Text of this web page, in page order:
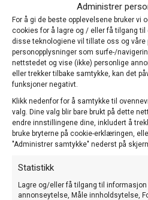
Administrer
For å gi de beste opplevelsene bruker vi
cookies for å lagre og / eller få tilgang
disse teknologiene vil tillate oss og våre
personopplysninger som surfe-/
nettstedet og vise (ikke) personlige
eller trekker tilbake samtykke, kan det
funksjoner negativt.
Klikk nedenfor for å samtykke til
valg. Dine valg blir bare brukt på dette
endre innstillingene dine, inkludert å
bruke bryterne på cookie-erklæringen,
"Administrer samtykke" nederst på
Statistikk
Lagre og/eller få tilgang til informasjon
annonseytelse, Måle innholdsytelse,
Når du stiller fugl på utstilling, skal